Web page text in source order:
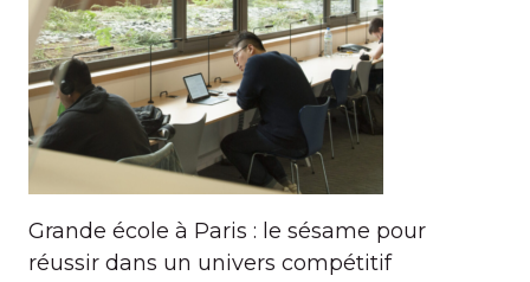
Grande école à Paris : le sésame pour
réussir dans un univers compétitif